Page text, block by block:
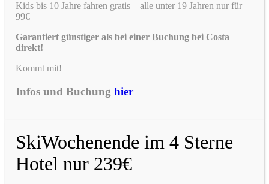
Kids bis 10 Jahre fahren gratis – alle unter 19 Jahren nur für
99€
Garantiert günstiger als bei einer Buchung bei Costa
direkt!
Kommt mit!
Infos und Buchung hier
SkiWochenende im 4 Sterne
Hotel nur 239€